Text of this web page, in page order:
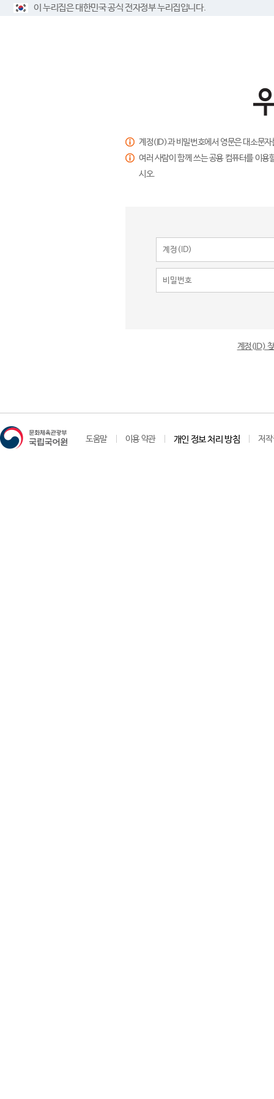
이 누리집은 대한민국 공식 전자정부 누리집입니다.
계정(ID)과 비밀번호에서 영문은 대소문
여러 사람이 함께 쓰는 공용 컴퓨터를 이
시오.
계정(ID)
도움말 이용 약관 개인 정보 처리 방침 저